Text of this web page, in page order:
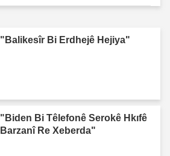
"Balikesîr Bi Erdhejê Hejiya"
"Biden Bi Têlefonê Serokê Hkıfê
Barzanî Re Xeberda"